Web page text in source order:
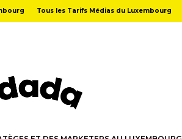
Tous les Tarifs Médias du Luxembourg